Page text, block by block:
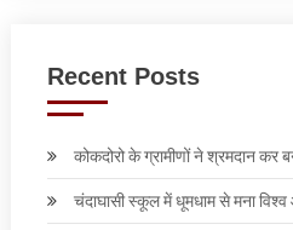
Recent Posts
कोकदोरो के ग्रामीणों ने श्रमदान
चंदाघासी स्कूल में धूमधाम से मना विश्व